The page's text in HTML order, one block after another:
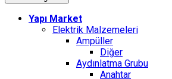
Yapı Market
Elektrik Malzemeleri
Ampüller
Diğer
Aydınlatma Grubu
Anahtar